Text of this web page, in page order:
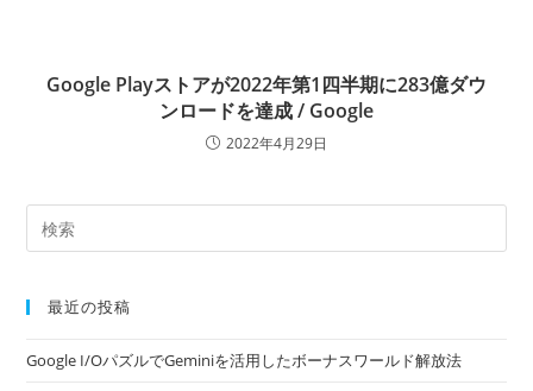
Google Playストアが2022年第1四半期に283億ダウ
ンロードを達成 / Google
2022年4月29日
最近の投稿
Google I/OパズルでGeminiを活用したボーナスワールド解放法